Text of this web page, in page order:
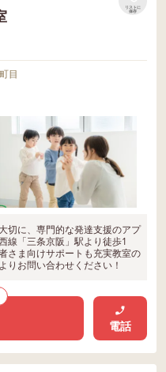
リストに
保存
目
切に、専門的な発達支援のアプ
線「三条京阪」駅より徒歩1
さま向けサポートも充実教室の
りお問い合わせください！
電話